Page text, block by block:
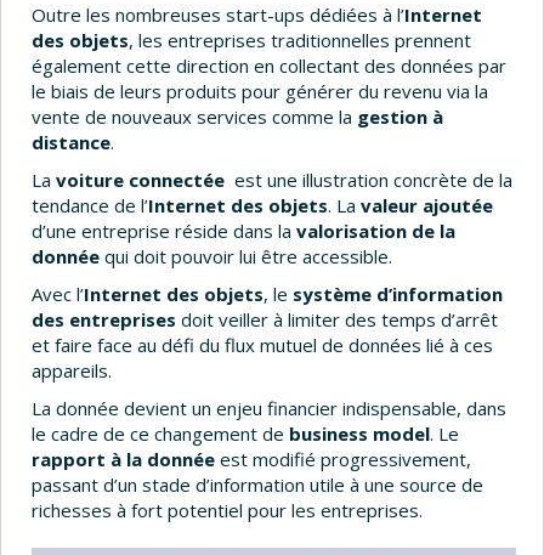
Outre les nombreuses start-ups dédiées à l’Internet
des objets, les entreprises traditionnelles prennent
également cette direction en collectant des données par
le biais de leurs produits pour générer du revenu via la
vente de nouveaux services comme la gestion à
distance.
La voiture connectée est une illustration concrète de la
tendance de l’Internet des objets. La valeur ajoutée
d’une entreprise réside dans la valorisation de la
donnée qui doit pouvoir lui être accessible.
Avec l’Internet des objets, le système d’information
des entreprises doit veiller à limiter des temps d’arrêt
et faire face au défi du flux mutuel de données lié à ces
appareils.
La donnée devient un enjeu financier indispensable, dans
le cadre de ce changement de business model. Le
rapport à la donnée est modifié progressivement,
passant d’un stade d’information utile à une source de
richesses à fort potentiel pour les entreprises.